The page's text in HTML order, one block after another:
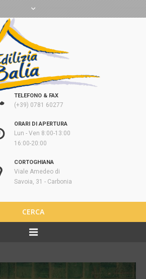
TELEFONO & FAX
(+39) 0781 60277
ORARI DI APERTURA
Lun - Ven 8:00-13:00
16:00-20:00
CORTOGHIANA
Viale Amedeo di
Savoia, 31 - Carbonia
CERCA